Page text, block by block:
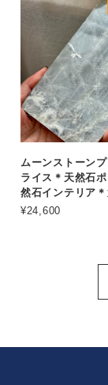
ムーンストーン
ライス＊天然石
然石インテリア
¥24,600